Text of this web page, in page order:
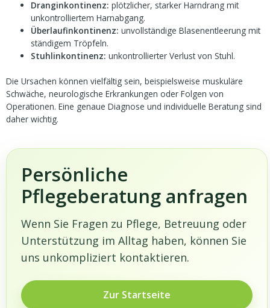
Dranginkontinenz: plötzlicher, starker Harndrang mit
unkontrolliertem Harnabgang.
Überlaufinkontinenz: unvollständige Blasenentleerung mit
ständigem Tröpfeln.
Stuhlinkontinenz: unkontrollierter Verlust von Stuhl.
Die Ursachen können vielfältig sein, beispielsweise muskuläre
Schwäche, neurologische Erkrankungen oder Folgen von
Operationen. Eine genaue Diagnose und individuelle Beratung sind
daher wichtig.
Persönliche
Pflegeberatung anfragen
Wenn Sie Fragen zu Pflege, Betreuung oder
Unterstützung im Alltag haben, können Sie
uns unkompliziert kontaktieren.
Zur Startseite